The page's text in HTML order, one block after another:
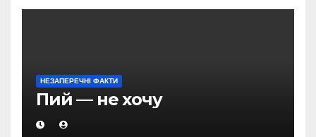
НЕЗАПЕРЕЧНІ ФАКТИ
Пий — не хочу